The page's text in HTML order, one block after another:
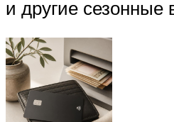
и другие сезонные